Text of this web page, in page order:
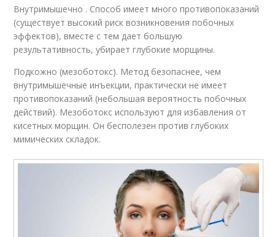
Внутримышечно . Способ имеет много противопоказаний
(существует высокий риск возникновения побочных
эффектов), вместе с тем дает большую
результативность, убирает глубокие морщины.
Подкожно (мезоботокс). Метод безопаснее, чем
внутримышечные инъекции, практически не имеет
противопоказаний (небольшая вероятность побочных
действий). Мезоботокс используют для избавления от
кисетных морщин. Он бесполезен против глубоких
мимических складок.